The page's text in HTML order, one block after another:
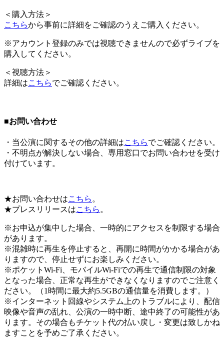
＜ 購入方法 ＞
こちらから事前に詳細をご確認のうえご購入ください。
※アカウント登録のみでは視聴できませんので必ずライブを
購入してください。
＜ 視聴方法 ＞
詳細はこちらでご確認ください。
■お問い合わせ
・当公演に関するその他の詳細はこちらでご確認ください。
・不明点が解決しない場合、 専用窓口でお問い合わせを受け
付けています。
★お問い合わせはこちら 。
★プレスリリースはこちら 。
※お申込が集中した場合、一時的にアクセスを制限する場合
があります。
※混雑時に再生を停止すると、再開に時間がかかる場合があ
りますので、停止せずにお楽しみください。
※ポケットWi-Fi、モバイルWi-Fiでの再生で通信制限の対象
となった場合、正常な再生ができなくなりますのでご注意く
ださい。（1時間に最大約5.5GBの通信量を消費します。）
※インターネット回線やシステム上のトラブルにより、配信
映像や音声の乱れ、公演の一時中断、途中終了の可能性があ
ります。その場合もチケット代の払い戻し・変更は致しかね
ますことを予めご了承ください。